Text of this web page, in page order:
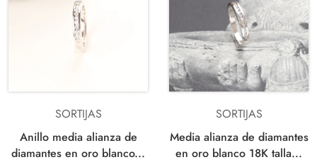
SORTIJAS
Anillo media alianza de
diamantes en oro blanco...
SORTIJAS
Media alianza de diamantes
en oro blanco 18K talla...